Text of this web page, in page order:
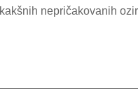
nepričakovanih